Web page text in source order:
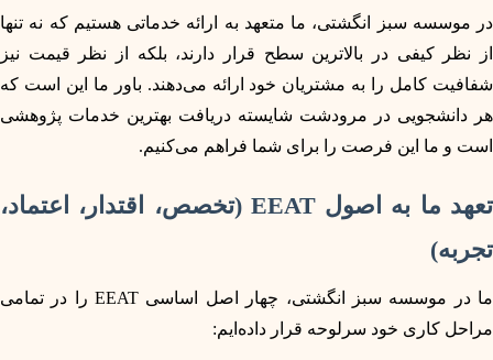
در موسسه سبز انگشتی، ما متعهد به ارائه خدماتی هستیم که نه تنها
از نظر کیفی در بالاترین سطح قرار دارند، بلکه از نظر قیمت نیز
شفافیت کامل را به مشتریان خود ارائه می‌دهند. باور ما این است که
هر دانشجویی در مرودشت شایسته دریافت بهترین خدمات پژوهشی
است و ما این فرصت را برای شما فراهم می‌کنیم.
تعهد ما به اصول EEAT (تخصص، اقتدار، اعتماد،
تجربه)
ما در موسسه سبز انگشتی، چهار اصل اساسی EEAT را در تمامی
مراحل کاری خود سرلوحه قرار داده‌ایم: